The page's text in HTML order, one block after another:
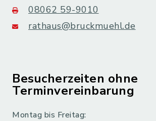
08062 59-9010
rathaus@bruckmuehl.de
Besucherzeiten ohne
Terminvereinbarung
Montag bis Freitag: